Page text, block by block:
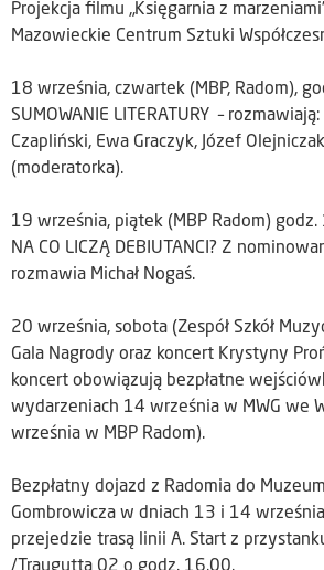
Projekcja filmu „Księgarnia z
Mazowieckie Centrum Sztuki
18 września, czwartek (MBP, Radom),
SUMOWANIE LITERATURY –
Czapliński, Ewa Graczyk, Józef
(moderatorka).
19 września, piątek (MBP Radom) godz.
NA CO LICZĄ DEBIUTANCI? Z
rozmawia Michał Nogaś.
20 września, sobota (Zespół Szkół
Gala Nagrody oraz koncert Krystyny
koncert obowiązują bezpłatne
wydarzeniach 14 września w MWG we
września w MBP Radom).
Bezpłatny dojazd z Radomia do
Gombrowicza w dniach 13 i 14
przejedzie trasą linii A. Start z